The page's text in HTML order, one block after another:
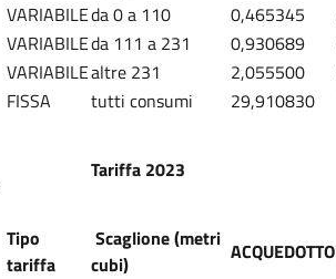
VARIABILEda 0 a 110 0,465345
VARIABILEda 111 a 231 0,930689
VARIABILEaltre 231 2,055500
FISSA
tutti consumi 29,910830
Tariffa 2023
Tipo
tariffa
Scaglione (metri
cubi)
ACQUEDOTTO